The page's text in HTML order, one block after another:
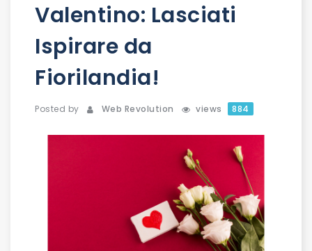
Valentino: Lasciati
Ispirare da
Fiorilandia!
Posted by Web Revolution views 884